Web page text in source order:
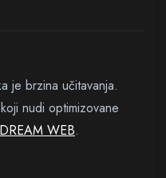
je brzina učitavanja.
nudi optimizovane
DREAM WEB.